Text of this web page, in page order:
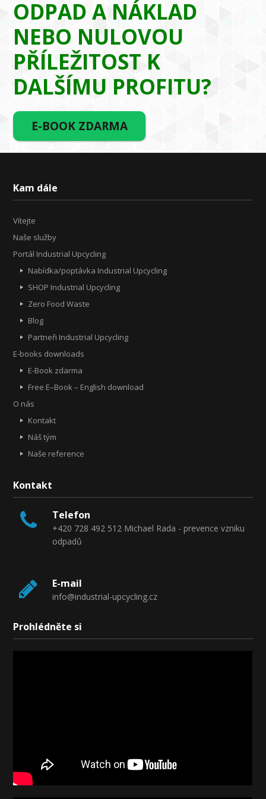
ODPAD A NÁKLAD
NEBO NULOVOU
PŘÍLEŽITOST K
DALŠÍMU PROFITU?
E-BOOK ZDARMA
Kam dále
Vítejte
Naše služby
Portál Industrial Upcycling
Nabídka/poptávka Industrial Upcycling
SHOP Industrial Upcycling
Zero Food Waste
Blog
Partneři Industrial Upcycling
E-books downloads
E-Book zdarma
Free E–Book – English download
O nás
Kontakt
Náš tým
Naše reference
Kontakt
Telefon
+420 728 492 512 Michael Rada - prevence vzniku
odpadů
E-mail
info@industrial-upcycling.cz
Prohlédněte si